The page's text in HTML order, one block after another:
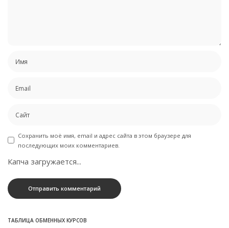
Сохранить моё имя, email и адрес сайта в этом браузере для
последующих моих комментариев.
Капча загружается...
ТАБЛИЦА ОБМЕННЫХ КУРСОВ